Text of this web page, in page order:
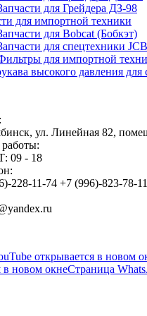
для Грейдера ДЗ-98
для импортной техники
для Bobcat (Бобкэт)
для спецтехники JCB
для импортной
высокого давления для
ул. Линейная 82,
09 - 18
228-11-74 +7 (996)-823-78-
открывается в новом
в новом окнеСтраница